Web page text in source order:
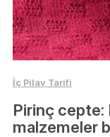
İç Pilav Tarifi
Pirinç cepte:
malzemeler